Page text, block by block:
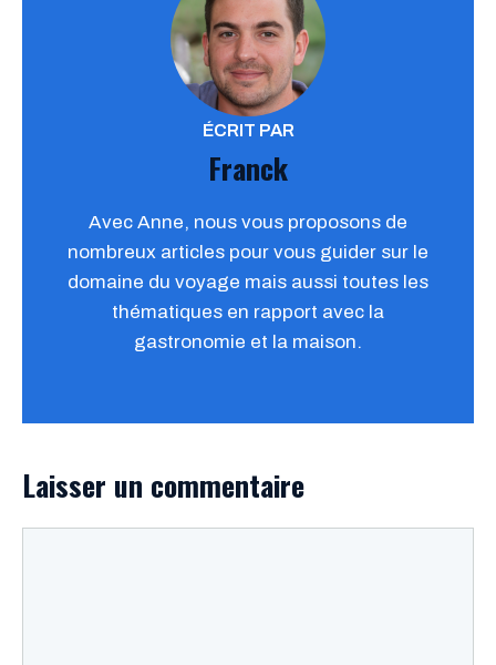
ÉCRIT PAR
Franck
Avec Anne, nous vous proposons de
nombreux articles pour vous guider sur le
domaine du voyage mais aussi toutes les
thématiques en rapport avec la
gastronomie et la maison.
Laisser un commentaire